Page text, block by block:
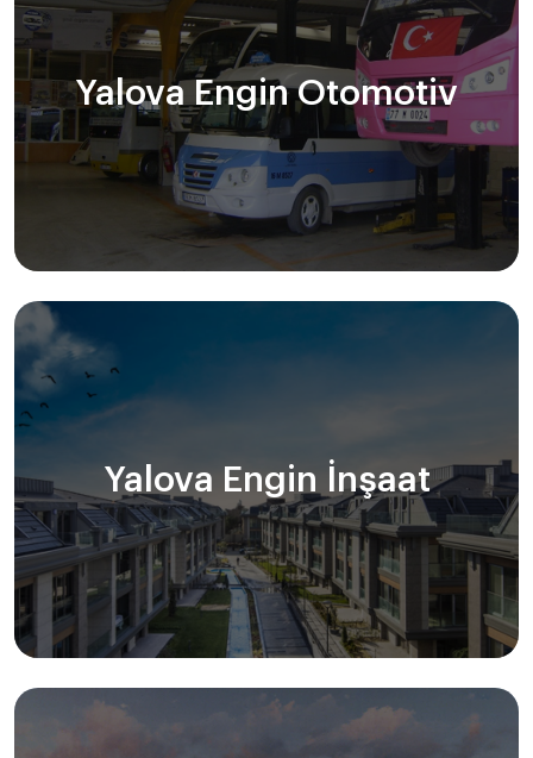
Yalova Engin Otomotiv
Yalova Engin İnşaat